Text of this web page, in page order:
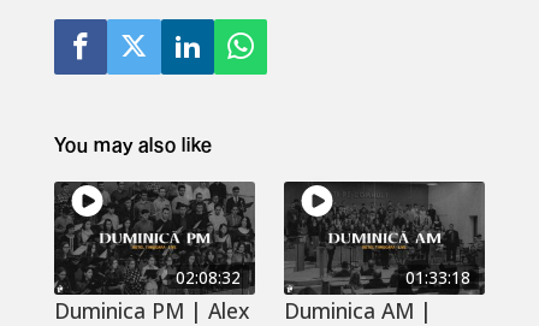
You may also like
02:08:32
Duminica PM | Alex
01:33:18
Duminica AM |